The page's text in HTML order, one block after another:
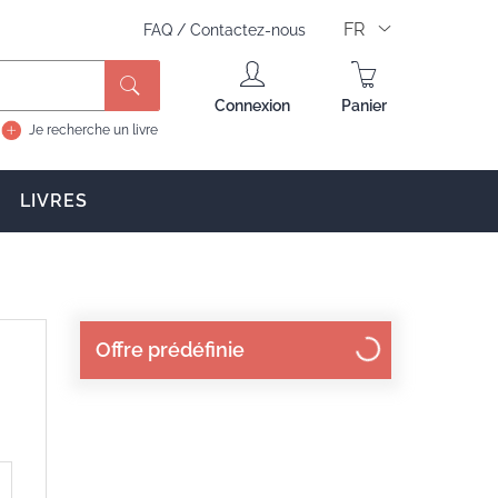
FAQ / Contactez-nous FR
Je recherche un livre
Connexion Panier
LIVRES
Offre prédéfinie